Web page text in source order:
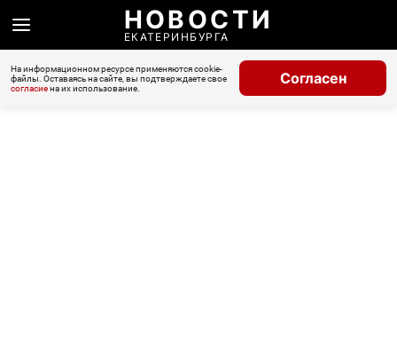
НОВОСТИ
ЕКАТЕРИНБУРГА
На информационном ресурсе применяются cookie-
файлы. Оставаясь на сайте, вы подтверждаете свое
согласиена их использование.
Согласен